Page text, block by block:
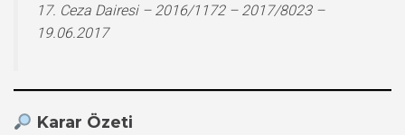
17. Ceza Dairesi – 2016/1172 – 2017/8023 –
19.06.2017
Karar Özeti